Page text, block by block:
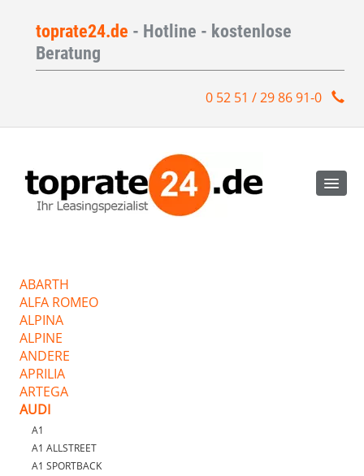
toprate24.de - Hotline - kostenlose
Beratung
0 52 51 / 29 86 91-0
ABARTH
ALFA ROMEO
ALPINA
ALPINE
ANDERE
APRILIA
ARTEGA
AUDI
A1
A1 ALLSTREET
A1 SPORTBACK